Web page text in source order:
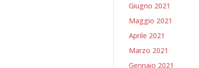
Giugno 2021
Maggio 2021
Aprile 2021
Marzo 2021
Gennaio 2021